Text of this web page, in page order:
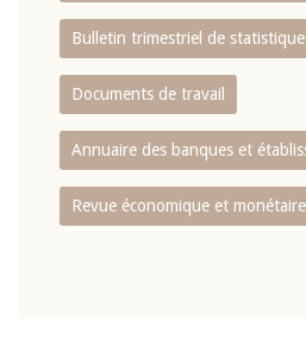
Bulletin trimestriel de
Documents de travail
Annuaire des banques et
Revue économique et monétaire